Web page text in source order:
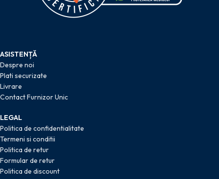
ASISTENȚĂ
Despre noi
Plati securizate
Livrare
Contact Furnizor Unic
LEGAL
Politica de confidentialitate
Termeni si conditii
Politica de retur
Formular de retur
Politica de discount